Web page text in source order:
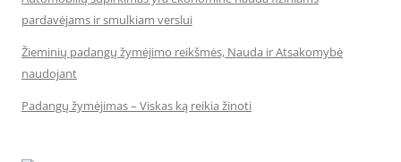
pardavėjams ir smulkiam verslui
Žieminių padangų žymėjimo reikšmės, Nauda ir Atsakomybė
naudojant
Padangų žymėjimas – Viskas ką reikia žinoti